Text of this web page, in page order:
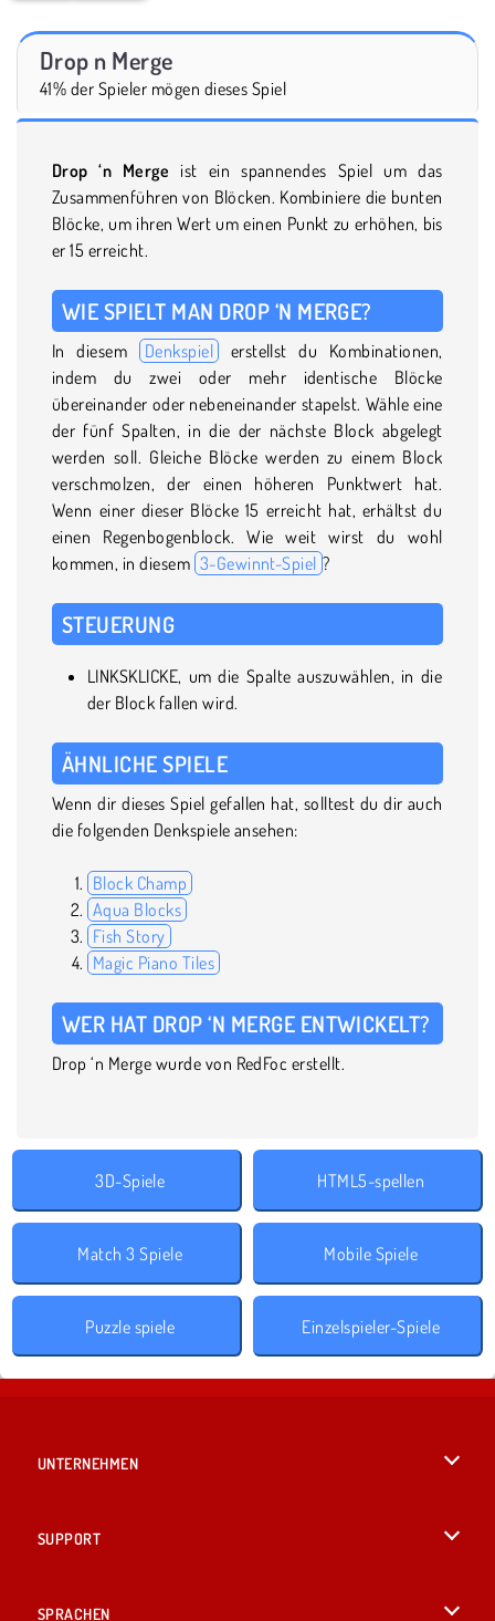
Drop n Merge
41% der Spieler mögen dieses Spiel
Drop ‘n Merge ist ein spannendes Spiel um das
Zusammenführen von Blöcken. Kombiniere die bunten
Blöcke, um ihren Wert um einen Punkt zu erhöhen, bis
er 15 erreicht.
WIE SPIELT MAN DROP ‘N MERGE?
In diesem Denkspiel
erstellst du Kombinationen,
indem du zwei oder mehr identische Blöcke
übereinander oder nebeneinander stapelst. Wähle eine
der fünf Spalten, in die der nächste Block abgelegt
werden soll. Gleiche Blöcke werden zu einem Block
verschmolzen, der einen höheren Punktwert hat.
Wenn einer dieser Blöcke 15 erreicht hat, erhältst du
einen Regenbogenblock. Wie weit wirst du wohl
kommen, in diesem 3-Gewinnt-Spiel ?
STEUERUNG
LINKSKLICKE, um die Spalte auszuwählen, in die
der Block fallen wird.
ÄHNLICHE SPIELE
Wenn dir dieses Spiel gefallen hat, solltest du dir auch
die folgenden Denkspiele ansehen:
Block Champ
Aqua Blocks
Fish Story
Magic Piano Tiles
WER HAT DROP ‘N MERGE ENTWICKELT?
Drop ‘n Merge wurde von RedFoc erstellt.
3D-Spiele HTML5-spellen
Match 3 Spiele Mobile Spiele
Puzzle spiele Einzelspieler-Spiele
UNTERNEHMEN
SUPPORT
SPRACHEN